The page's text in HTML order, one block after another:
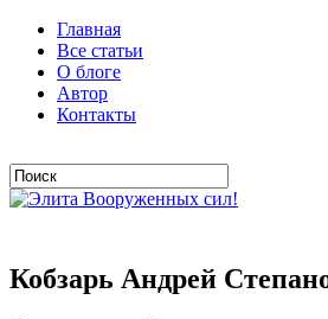
Главная
Все статьи
О блоге
Автор
Контакты
Кобзарь Андрей